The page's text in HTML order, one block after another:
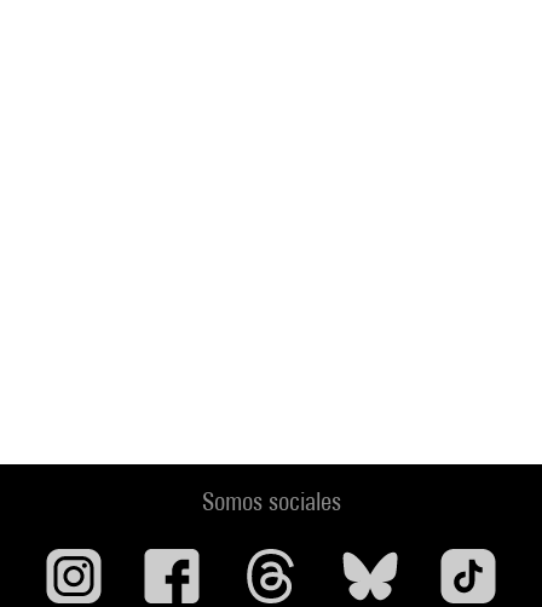
Somos sociales